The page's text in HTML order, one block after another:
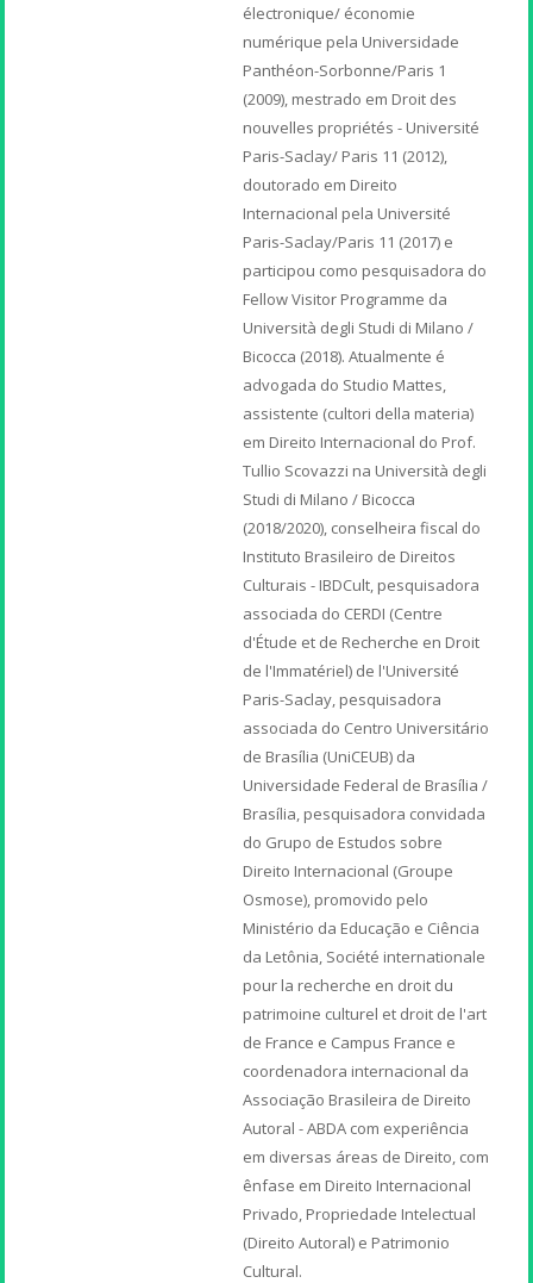
électronique/ économie
numérique pela Universidade
Panthéon-Sorbonne/Paris 1
(2009), mestrado em Droit des
nouvelles propriétés - Université
Paris-Saclay/ Paris 11 (2012),
doutorado em Direito
Internacional pela Université
Paris-Saclay/Paris 11 (2017) e
participou como pesquisadora do
Fellow Visitor Programme da
Università degli Studi di Milano /
Bicocca (2018). Atualmente é
advogada do Studio Mattes,
assistente (cultori della materia)
em Direito Internacional do Prof.
Tullio Scovazzi na Università degli
Studi di Milano / Bicocca
(2018/2020), conselheira fiscal do
Instituto Brasileiro de Direitos
Culturais - IBDCult, pesquisadora
associada do CERDI (Centre
d'Étude et de Recherche en Droit
de l'Immatériel) de l'Université
Paris-Saclay, pesquisadora
associada do Centro Universitário
de Brasília (UniCEUB) da
Universidade Federal de Brasília /
Brasília, pesquisadora convidada
do Grupo de Estudos sobre
Direito Internacional (Groupe
Osmose), promovido pelo
Ministério da Educação e Ciência
da Letônia, Société internationale
pour la recherche en droit du
patrimoine culturel et droit de l'art
de France e Campus France e
coordenadora internacional da
Associação Brasileira de Direito
Autoral - ABDA com experiência
em diversas áreas de Direito, com
ênfase em Direito Internacional
Privado, Propriedade Intelectual
(Direito Autoral) e Patrimonio
Cultural.